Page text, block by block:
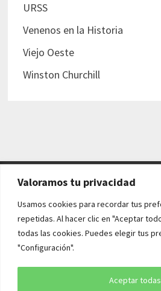
Valoramos tu privacidad
Usamos cookies para recordar tus
repetidas. Al hacer clic en "Aceptar
todas las cookies. Puedes elegir tus
"Configuración".
Aceptar todas
URSS
Venenos en la Historia
Viejo Oeste
Winston Churchill
AVISO LEGAL Y POLÍTICAS
Aviso legal
Política de cookies